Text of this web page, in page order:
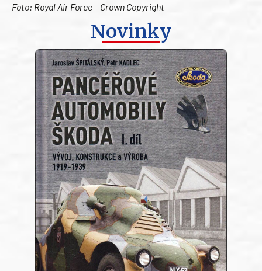
Foto: Royal Air Force – Crown Copyright
Novinky